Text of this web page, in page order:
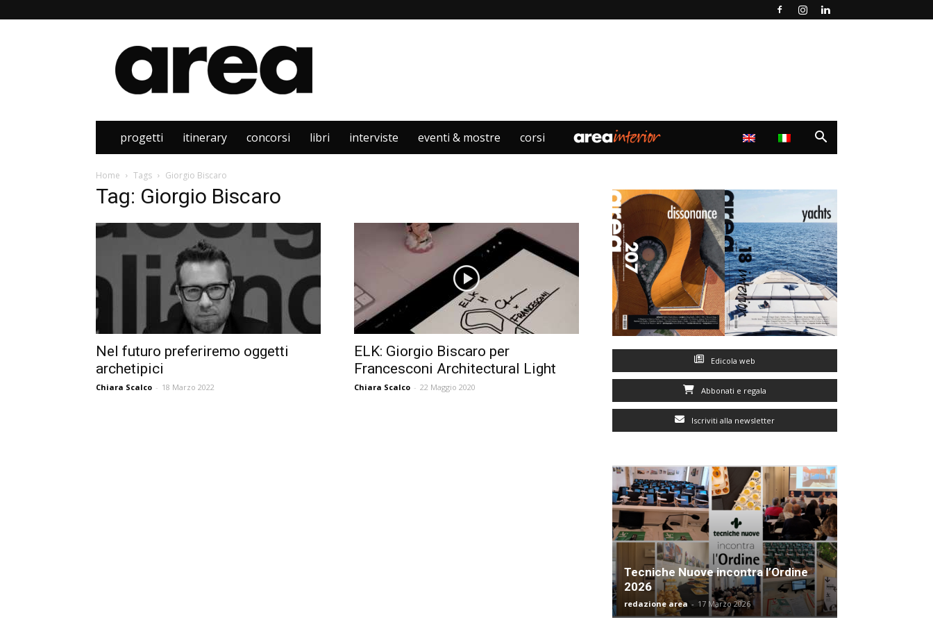
Area
progetti itinerary concorsi libri interviste eventi & mostre corsi
Home Tags Giorgio Biscaro
Tag: Giorgio Biscaro
Nel futuro preferiremo oggetti
archetipici
Chiara Scalco - 18 Marzo 2022
ELK: Giorgio Biscaro per
Francesconi Architectural Light
Chiara Scalco - 22 Maggio 2020
Edicola web
Abbonati e regala
Iscriviti alla newsletter
Tecniche Nuove incontra l’Ordine
2026
redazione area - 17 Marzo 2026